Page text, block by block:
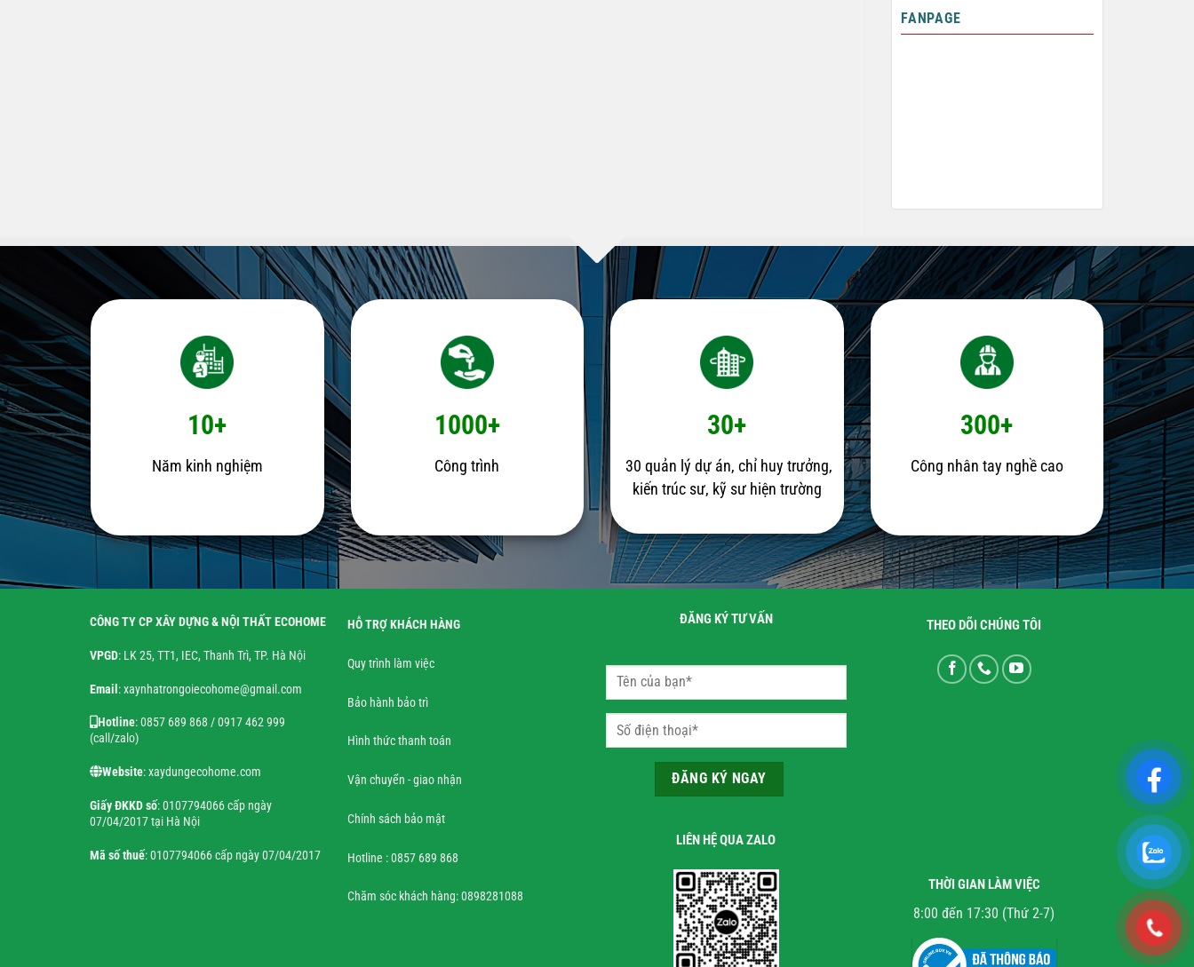
FANPAGE
10+
Năm kinh nghiệm
1000+
Công trình
30+
30 quản lý dự án, chỉ huy trưởng,
kiến trúc sư, kỹ sư hiện trường
300+
Công nhân tay nghề cao
CÔNG TY CP XÂY DỰNG & NỘI THẤT ECOHOME
VPGD: LK 25, TT1, IEC, Thanh Trì, TP. Hà Nội
Email : xaynhatrongoiecohome@gmail.com
Hotline: 0857 689 868 / 0917 462 999
(call/zalo)
Website: xaydungecohome.com
Giấy ĐKKD số: 0107794066 cấp ngày
07/04/2017 tại Hà Nội
Mã số thuế: 0107794066 cấp ngày 07/04/2017
HỖ TRỢ KHÁCH HÀNG
Quy trình làm việc
Bảo hành bảo trì
Hình thức thanh toán
Vận chuyển - giao nhận
Chính sách bảo mật
Hotline : 0857 689 868
Chăm sóc khách hàng: 0898281088
ĐĂNG KÝ TƯ VẤN
LIÊN HỆ QUA ZALO
THEO DÕI CHÚNG TÔI
THỜI GIAN LÀM VIỆC
8:00 đến 17:30 (Thứ 2-7)